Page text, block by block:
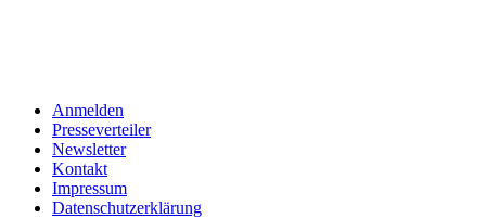
Anmelden
Presseverteiler
Newsletter
Kontakt
Impressum
Datenschutzerklärung